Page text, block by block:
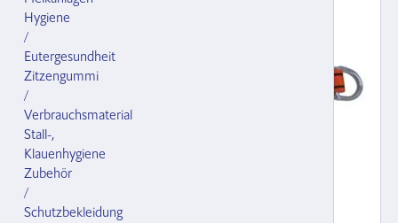
Hygiene
/
Eutergesundheit
Zitzengummi
/
Verbrauchsmaterial
Stall-,
Klauenhygiene
Zubehör
/
Schutzbekleidung